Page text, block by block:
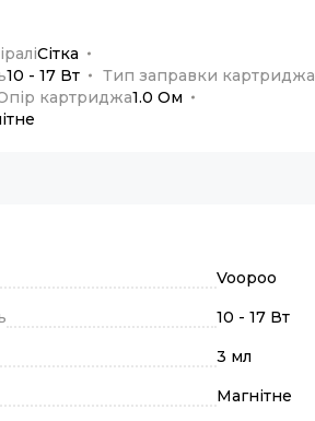
Сітка
10 - 17 Вт Тип заправки картриджа
картриджа1.0 Ом
Voopoo
10 - 17 Вт
3 мл
Магнітне